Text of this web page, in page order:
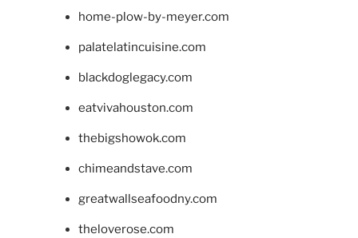
home-plow-by-meyer.com
palatelatincuisine.com
blackdoglegacy.com
eatvivahouston.com
thebigshowok.com
chimeandstave.com
greatwallseafoodny.com
theloverose.com